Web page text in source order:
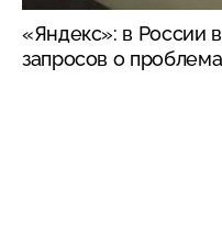
«Яндекс»: в России
запросов о